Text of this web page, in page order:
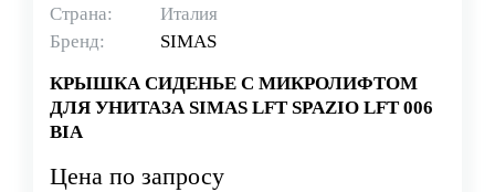
Страна:
Италия
Бренд:
SIMAS
КРЫШКА СИДЕНЬЕ С МИКРОЛИФТОМ
ДЛЯ УНИТАЗА SIMAS LFT SPAZIO LFT 006
BIA
Цена по запросу